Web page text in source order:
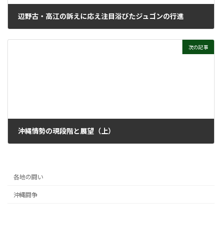
辺野古・高江の訴えに応え注目浴びたジュゴンの行進
次の記事
沖縄情勢の現段階と展望（上）
各地の闘い
沖縄闘争